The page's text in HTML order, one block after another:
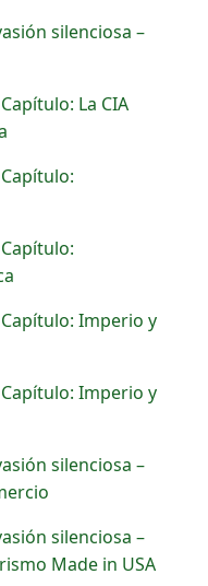
silenciosa –
La CIA
Imperio y
Imperio y
silenciosa –
silenciosa –
Made in USA